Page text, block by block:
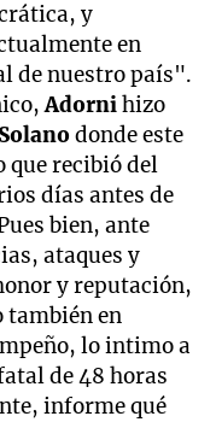
y
en
de nuestro país".
Adornihizo
donde este
que recibió del
días antes de
bien, ante
ataques y
y reputación,
también en
lo intimo a
de 48 horas
informe qué